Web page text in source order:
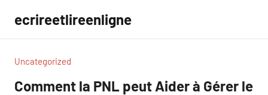
contenu
ecrireetlireenligne
Uncategorized
Comment la PNL peut Aider à Gérer le